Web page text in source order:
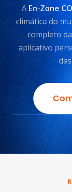
A En-Zone
climática do
completo
aplicativo